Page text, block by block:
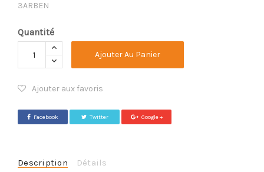
3ARBEN
Quantité
Ajouter Au Panier
Ajouter aux favoris
Facebook Twitter Google +
Description Détails